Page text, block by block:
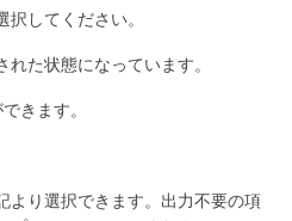
してください。
た状態になっています。
きます。
より選択できます。出力不要の項